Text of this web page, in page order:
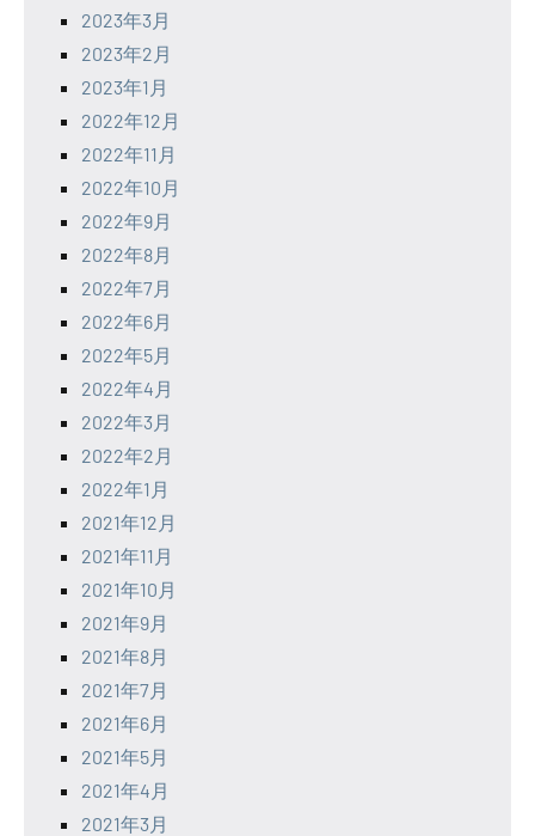
2023年3月
2023年2月
2023年1月
2022年12月
2022年11月
2022年10月
2022年9月
2022年8月
2022年7月
2022年6月
2022年5月
2022年4月
2022年3月
2022年2月
2022年1月
2021年12月
2021年11月
2021年10月
2021年9月
2021年8月
2021年7月
2021年6月
2021年5月
2021年4月
2021年3月